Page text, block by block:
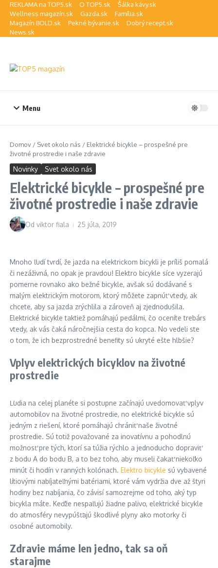
Preskočiť na obsah
REKLAMA na TOP5.sk O TOP5.sk
Šálka kávy.sk
Wellness magazín.sk
Gazda.sk
Família.sk
Magazín BOLD.sk
Pekné bývanie.sk
Dobrý recept.sk
News.sk
Menu
Domov / Svet okolo nás / Elektrické bicykle – prospešné pre
životné prostredie i naše zdravie
Novinky Svet okolo nás
Elektrické bicykle – prospešné pre
životné prostredie i naše zdravie
Od viktor fiala 25 júla, 2019
Mnoho ľudí tvrdí, že jazda na elektrickom bicykli je príliš pomalá
či nezáživná, no opak je pravdou! Elektro bicykle síce vyzerajú
pomerne rovnako ako bežné bicykle, avšak sú dodávané s
malým elektrickým motorom, ktorý môžete zapnúť vtedy, ak
chcete, aby sa jazda zrýchlila a zároveň aj zjednodušila.
Elektrické bicykle taktiež pomáhajú pedálmi, čo oceníte trebárs
vtedy, ak vás čaká náročnejšia cesta do kopca. No vedeli ste
o tom, že ich bezprostredné benefity sú ukryté ešte hlbšie?
Vplyv elektrických bicyklov na životné
prostredie
Ľudia na celej planéte si postupne začínajú uvedomovať vplyv
automobilov na životné prostredie, no elektrické bicykle sú
jedným z riešení, ktoré pomáhajú chrániť naše životné
prostredie. Sú totiž považované za inovatívnu a pohodlnú
možnosť pre tých, ktorí sa túžia rýchlo a jednoducho dopraviť
z bodu A do bodu B, a to bez toho, aby museli čakať niekoľko
minút či hodín v ranných kolónach. Elektro bicykle sú vybavené
lítiovými nabíjateľnými batériami, ktoré vám vydržia dve až štyri
hodiny bez nabíjania, čo závisí samozrejme od toho, aký typ
bicykla máte. Keďže nespaľujú žiadne palivo, elektrické bicykle
do atmosféry nevypúšťajú škodlivé plyny ako motorky či
osobné automobily.
Zdravie máme len jedno, tak sa oň
starajme